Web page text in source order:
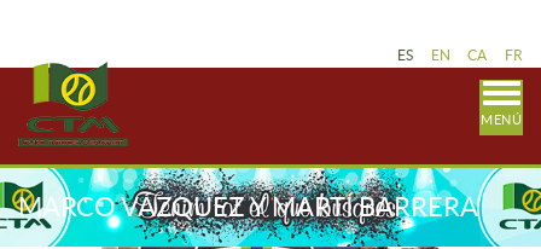
ES EN CA FR
MENÚ
MARCO VÁZQUEZ Y MARTÍ BARRERA